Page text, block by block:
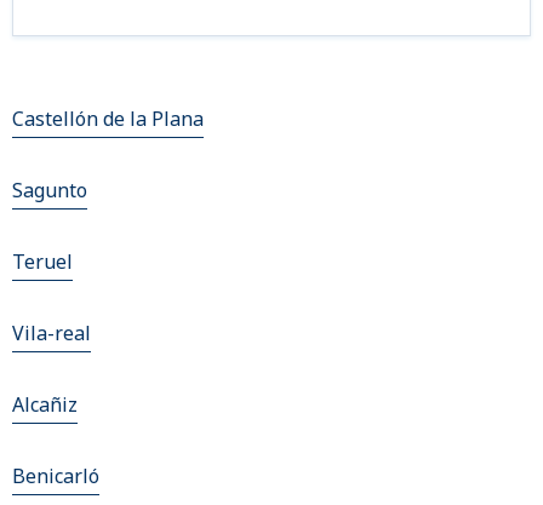
Castellón de la Plana
Sagunto
Teruel
Vila-real
Alcañiz
Benicarló